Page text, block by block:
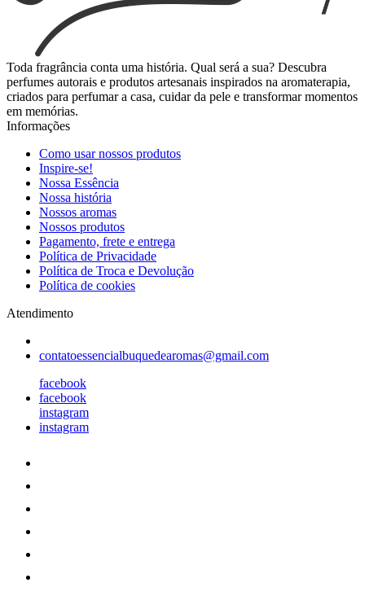
Toda fragrância conta uma história. Qual será a sua? Descubra
perfumes autorais e produtos artesanais inspirados na aromaterapia,
criados para perfumar a casa, cuidar da pele e transformar momentos
em memórias.
Informações
Como usar nossos produtos
Inspire-se!
Nossa Essência
Nossa história
Nossos aromas
Nossos produtos
Pagamento, frete e entrega
Política de Privacidade
Política de Troca e Devolução
Política de cookies
Atendimento
contatoessencialbuquedearomas@gmail.com
facebook
facebook
instagram
instagram